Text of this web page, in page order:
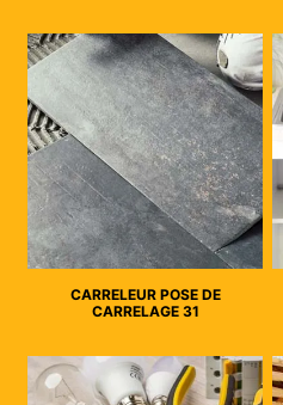
CARRELEUR POSE DE
CARRELAGE 31